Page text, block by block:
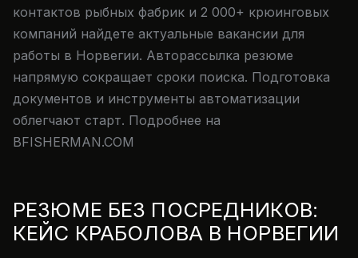
контактов рыбных фабрик и 2 000+ крюинговых
компаний найдете актуальные вакансии для
работы в Норвегии. Авторассылка резюме
напрямую сокращает сроки поиска. Подготовка
документов и инструменты автоматизации
облегчают старт. Подробнее на
BFISHERMAN.COM
РЕЗЮМЕ БЕЗ ПОСРЕДНИКОВ:
КЕЙС КРАБОЛОВА В НОРВЕГИИ